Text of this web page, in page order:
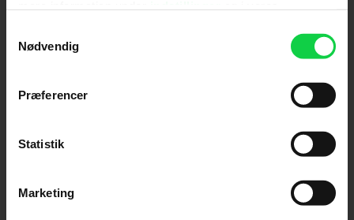
tilbage eller ændre indstillinger fra vores
"Cookiedeklaration", eller ved at trykke på "Privacy
Indsamle præcise oplysninger om din placering,
Identificere din enhed baseret på en scanning af
dens unikke karakteristika (fingerprinting)
Nødvendig
Præferencer
Statistik
Marketing